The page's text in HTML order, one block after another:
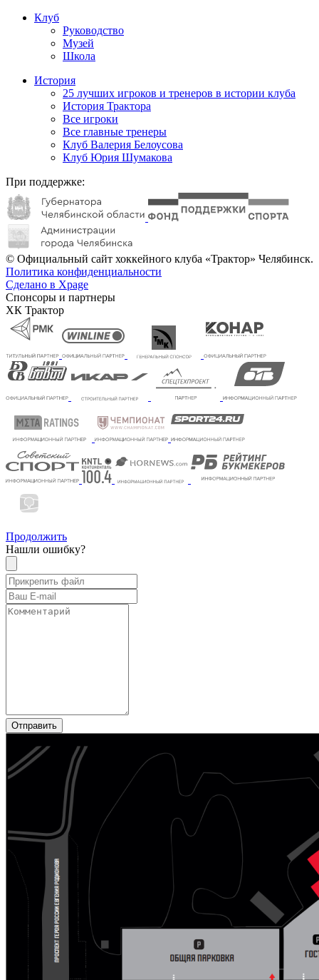
Клуб
Руководство
Музей
Школа
История
25 лучших игроков и тренеров в истории клуба
История Трактора
Все игроки
Все главные тренеры
Клуб Валерия Белоусова
Клуб Юрия Шумакова
При поддержке:
© Официальный сайт хоккейного клуба «Трактор» Челябинск.
Политика конфиденциальности
Сделано в Xpage
Спонсоры и партнеры
ХК Трактор
Продолжить
Нашли ошибку?